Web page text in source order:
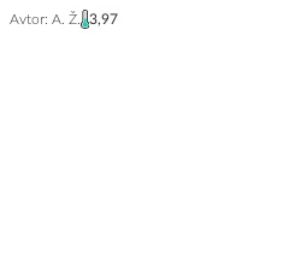
Avtor: A. Ž. 3,97